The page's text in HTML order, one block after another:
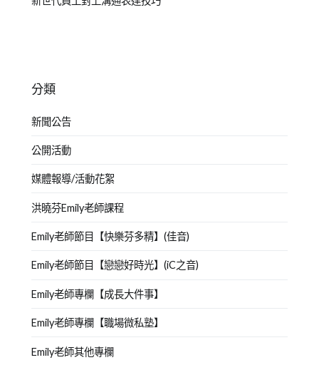
分類
新聞公告
公開活動
媒體報導/活動花絮
洪曉芬Emily老師課程
Emily老師節目【快樂芬多精】(佳音)
Emily老師節目【戀戀好時光】(iC之音)
Emily老師專欄【成長大件事】
Emily老師專欄【職場微私塾】
Emily老師其他專欄